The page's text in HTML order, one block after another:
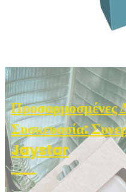
Προσαρμοσμένες
Συσκευασία:
Jaystar